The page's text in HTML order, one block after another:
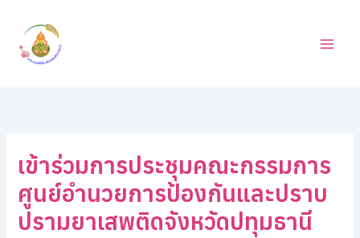
content
เข้าร่วมการประชุมคณะกรรมการ
ศูนย์อำนวยการป้องกันและปราบ
ปรามยาเสพติดจังหวัดปทุมธานี
ห
า